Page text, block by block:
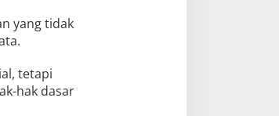
yang tidak
tetapi
hak dasar